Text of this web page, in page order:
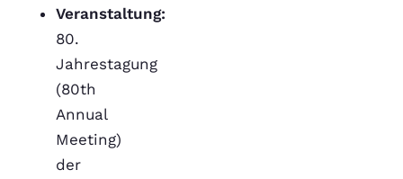
Veranstaltung:
80.
Jahrestagung
(80th
Annual
Meeting)
der